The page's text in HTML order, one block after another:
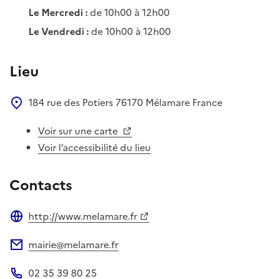
Le Mercredi :de 10h00 à 12h00
Le Vendredi :de 10h00 à 12h00
Lieu
184 rue des Potiers 76170 Mélamare France
Voir sur une carte
Voir l’accessibilité du lieu
Contacts
http://www.melamare.fr
mairie@melamare.fr
02 35 39 80 25